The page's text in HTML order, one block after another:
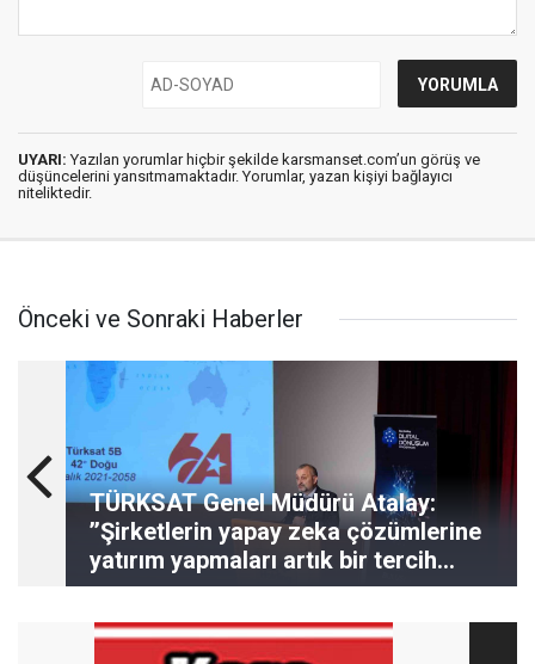
UYARI: Yazılan yorumlar hiçbir şekilde karsmanset.com’un görüş ve
düşüncelerini yansıtmamaktadır. Yorumlar, yazan kişiyi bağlayıcı
niteliktedir.
Önceki ve Sonraki Haberler
TÜRKSAT Genel Müdürü Atalay:
’’Şirketlerin yapay zeka çözümlerine
yatırım yapmaları artık bir tercih
değil, bir zorunluluk haline geliyor’’